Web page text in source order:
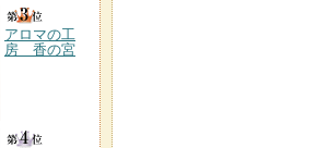
アロマの工
房 香の宮